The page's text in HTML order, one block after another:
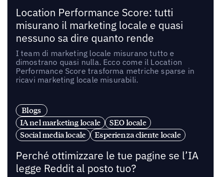
Location Performance Score: tutti
misurano il marketing locale e quasi
nessuno sa dire quanto rende
I team di marketing locale misurano tutto e
dimostrano quasi nulla. Ecco come il Location
Performance Score trasforma metriche sparse in
ricavi marketing locale misurabili.
Blogs
IA nel marketing locale
SEO locale
Social media locale
Esperienza cliente locale
Perché ottimizzare le tue pagine se l’IA
legge Reddit al posto tuo?